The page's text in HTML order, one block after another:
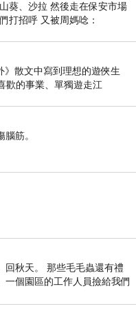
葵、沙拉 然後走在保安市場
打招呼 又被周媽唸：
散文中寫到理想的遊俠生
歡的事業、單獨遊走江
筋。
回秋天。 那些毛毛蟲還有禮
一個園區的工作人員撿給我們